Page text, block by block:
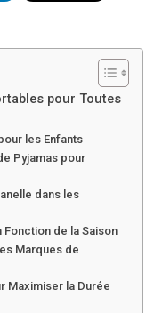
pour Toutes
les Enfants
Pyjamas pour
dans les
Fonction de la Saison
Marques de
Maximiser la Durée